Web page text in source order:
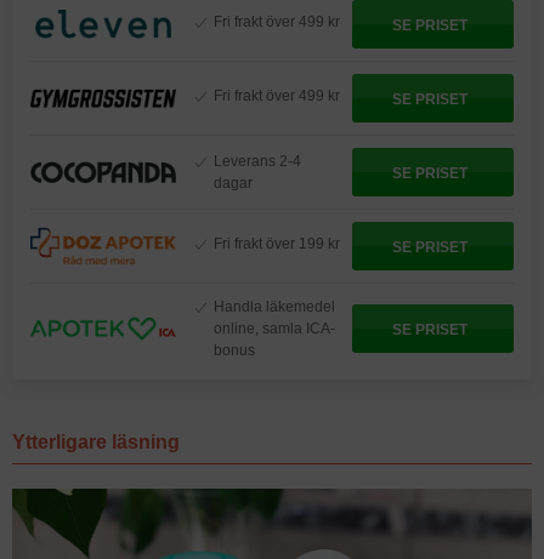
Fri frakt över 499 kr SE PRISET
Fri frakt över 499 kr SE PRISET
Leverans 2-4
dagar
SE PRISET
Fri frakt över 199 kr SE PRISET
Handla läkemedel
online, samla ICA-
bonus
SE PRISET
Ytterligare läsning